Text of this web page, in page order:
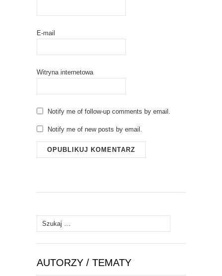
E-mail
Witryna internetowa
Notify me of follow-up comments by email.
Notify me of new posts by email.
Szukaj:
AUTORZY / TEMATY